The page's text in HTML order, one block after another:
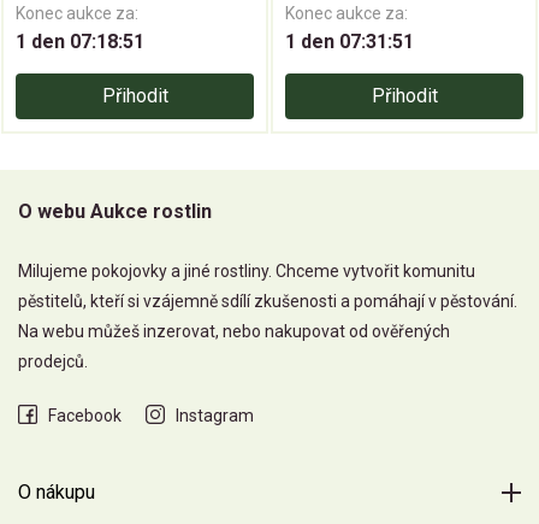
Konec aukce za:
1 den 07:18:50
Přihodit
Konec aukce za:
1 den 07:31:50
Přihodit
O webu Aukce rostlin
Milujeme pokojovky a jiné rostliny. Chceme vytvořit komunitu
pěstitelů, kteří si vzájemně sdílí zkušenosti a pomáhají v pěstování.
Na webu můžeš inzerovat, nebo nakupovat od ověřených
prodejců.
Facebook Instagram
O nákupu